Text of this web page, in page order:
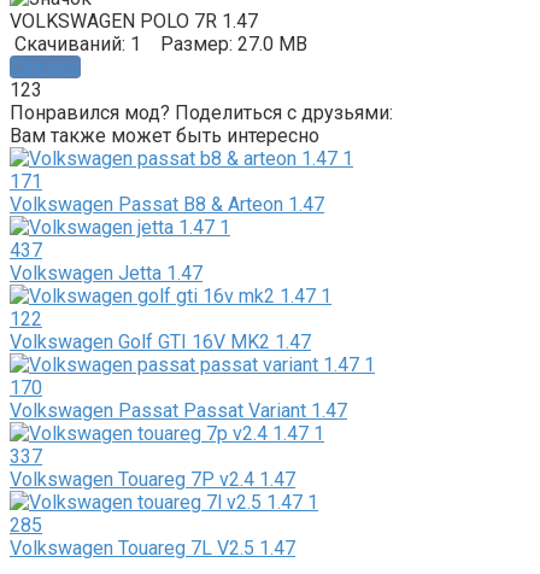
VOLKSWAGEN POLO 7R 1.47
Скачиваний: 1
Размер: 27.0 MB
Скачать
123
Понравился мод? Поделиться с друзьями:
Вам также может быть интересно
171
Volkswagen Passat B8 & Arteon 1.47
437
Volkswagen Jetta 1.47
122
Volkswagen Golf GTI 16V MK2 1.47
170
Volkswagen Passat Passat Variant 1.47
337
Volkswagen Touareg 7P v2.4 1.47
285
Volkswagen Touareg 7L V2.5 1.47